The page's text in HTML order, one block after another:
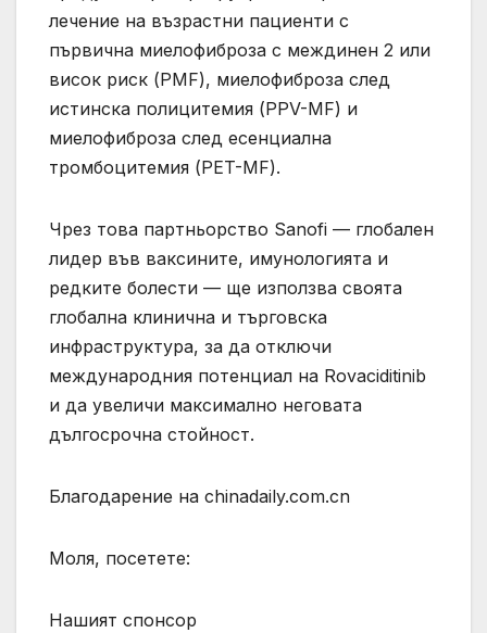
лечение на възрастни пациенти с
първична миелофиброза с междинен 2 или
висок риск (PMF), миелофиброза след
истинска полицитемия (PPV-MF) и
миелофиброза след есенциална
тромбоцитемия (PET-MF).
Чрез това партньорство Sanofi — глобален
лидер във ваксините, имунологията и
редките болести — ще използва своята
глобална клинична и търговска
инфраструктура, за да отключи
международния потенциал на Rovaciditinib
и да увеличи максимално неговата
дългосрочна стойност.
Благодарение на chinadaily.com.cn
Моля, посетете:
Нашият спонсор